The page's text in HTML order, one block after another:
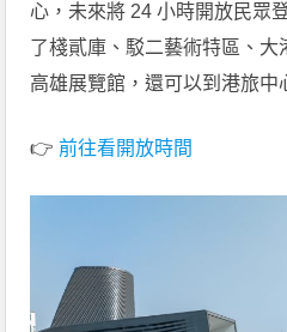
心，未來將 24 小時開放民眾
了棧貳庫、駁二藝術特區、大
高雄展覽館，還可以到港旅中
👉前往看開放時間